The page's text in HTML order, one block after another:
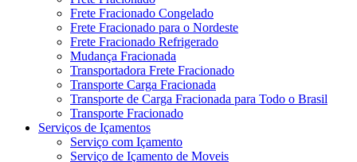
Frete Fracionado Congelado
Frete Fracionado para o Nordeste
Frete Fracionado Refrigerado
Mudança Fracionada
Transportadora Frete Fracionado
Transporte Carga Fracionada
Transporte de Carga Fracionada para Todo o Brasil
Transporte Fracionado
Serviços de Içamentos
Serviço com Içamento
Serviço de Içamento de Moveis